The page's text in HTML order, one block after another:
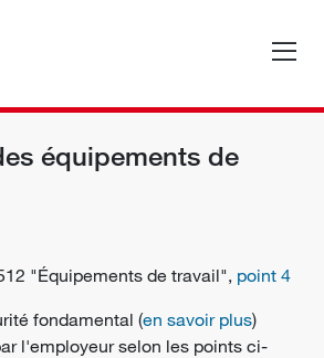
équipements de
"Équipements de travail", point 4
fondamental (en savoir plus)
l'employeurselon les points ci-